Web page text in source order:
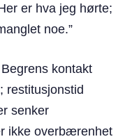
er hva jeg hørte;
noe.”
Begrens kontakt
restitusjonstid
senker
ikke overbærenhet